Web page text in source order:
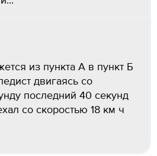
из пункта А в пункт Б
двигаясь со
последний 40 секунд
со скоростью 18 км ч